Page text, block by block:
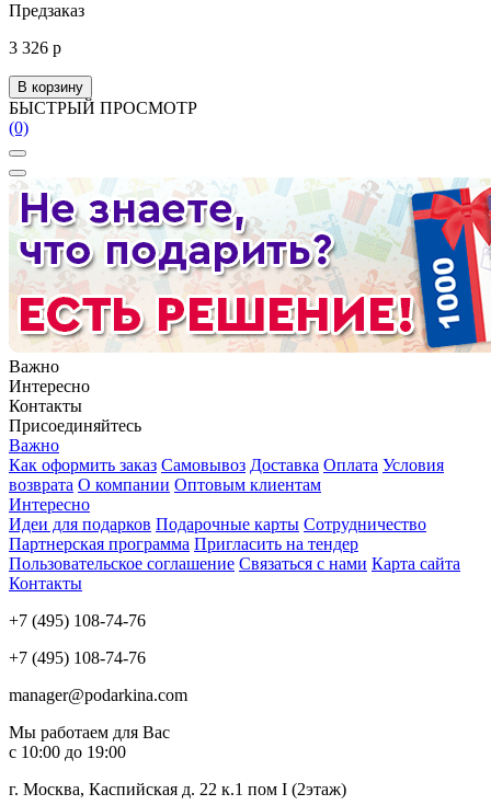
Предзаказ
3 326 р
В корзину
БЫСТРЫЙ ПРОСМОТР
(0)
Важно
Интересно
Контакты
Присоединяйтесь
Важно
Как оформить заказ Самовывоз Доставка Оплата Условия
возврата О компании Оптовым клиентам
Интересно
Идеи для подарков Подарочные карты Сотрудничество
Партнерская программа Пригласить на тендер
Пользовательское соглашение Связаться с нами Карта сайта
Контакты
+7 (495) 108-74-76
+7 (495) 108-74-76
manager@podarkina.com
Мы работаем для Вас
с 10:00 до 19:00
г. Москва, Каспийская д. 22 к.1 пом I (2этаж)